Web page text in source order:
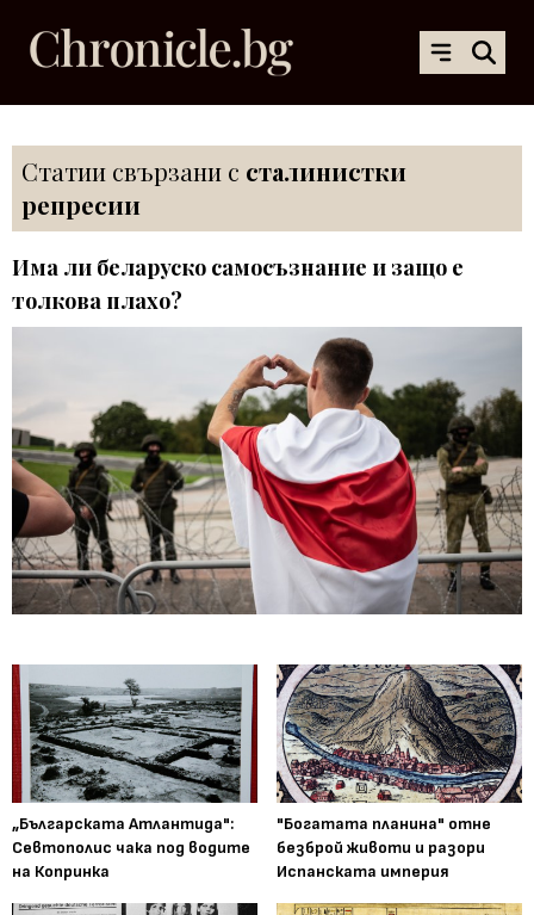
Статии свързани с сталинистки
репресии
Има ли беларуско самосъзнание и защо е
толкова плахо?
„Българската Атлантида":
Севтополис чака под водите
на Копринка
"Богатата планина" отне
безброй животи и разори
Испанската империя